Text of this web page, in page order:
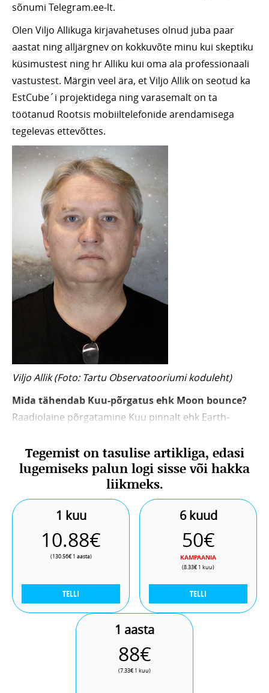
sõnumi Telegram.ee-lt.
Olen Viljo Allikuga kirjavahetuses olnud juba paar
aastat ning alljärgnev on kokkuvõte minu kui skeptiku
küsimustest ning hr Alliku kui oma ala professionaali
vastustest. Märgin veel ära, et Viljo Allik on seotud ka
EstCube´i projektidega ning varasemalt on ta
töötanud Rootsis mobiiltelefonide arendamisega
tegelevas ettevõttes.
Viljo Allik (Foto: Tartu Observatooriumi koduleht)
Mida tähendab Kuu-põrgatus ehk Moon bounce?
Raadiolaine põrgatamine Kuu pinnalt ehk Earth-
paraboolantenniga (näeb välja nagu hiiglaslik sat-tv
taldrik) saadetakse Kuu pinnale raadiolaine ning sealt
peegeldub see tagasi Maale, ja püütakse kinni teise
raadiojaama sarnase antenniga. Selleks peab ainult
Kuu olema jaama asukohas piisavalt kõrgel, et puud ja
teised antenni ümbruses asuvad obj
Tegemist on tasulise artikliga, edasi
lugemiseks palun logi sisse või hakka
liikmeks.
1 kuu
10.88€
(130.56€ 1 aasta)
TELLI
6 kuud
50€
KAMPAANIA
(8.33€ 1 kuu)
TELLI
1 aasta
88€
(7.33€ 1 kuu)